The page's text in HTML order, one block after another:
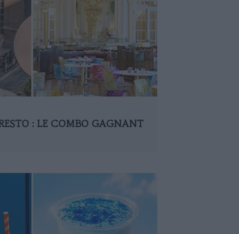
: LE COMBO GAGNANT